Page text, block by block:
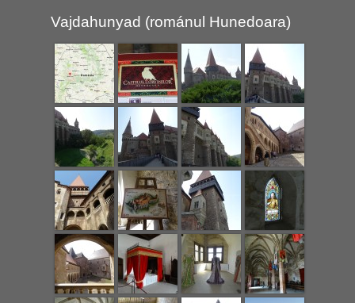
Vajdahunyad (románul Hunedoara)